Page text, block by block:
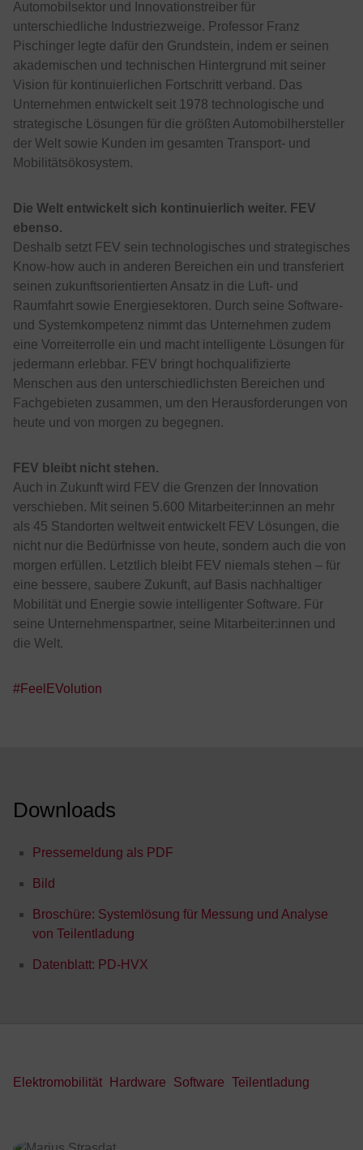
Automobilsektor und Innovationstreiber für
unterschiedliche Industriezweige. Professor Franz
Pischinger legte dafür den Grundstein, indem er seinen
akademischen und technischen Hintergrund mit seiner
Vision für kontinuierlichen Fortschritt verband. Das
Unternehmen entwickelt seit 1978 technologische und
strategische Lösungen für die größten Automobilhersteller
der Welt sowie Kunden im gesamten Transport- und
Mobilitätsökosystem.
Die Welt entwickelt sich kontinuierlich weiter. FEV
ebenso.
Deshalb setzt FEV sein technologisches und strategisches
Know-how auch in anderen Bereichen ein und transferiert
seinen zukunftsorientierten Ansatz in die Luft- und
Raumfahrt sowie Energiesektoren. Durch seine Software-
und Systemkompetenz nimmt das Unternehmen zudem
eine Vorreiterrolle ein und macht intelligente Lösungen für
jedermann erlebbar. FEV bringt hochqualifizierte
Menschen aus den unterschiedlichsten Bereichen und
Fachgebieten zusammen, um den Herausforderungen von
heute und von morgen zu begegnen.
FEV bleibt nicht stehen.
Auch in Zukunft wird FEV die Grenzen der Innovation
verschieben. Mit seinen 5.600 Mitarbeiter:innen an mehr
als 45 Standorten weltweit entwickelt FEV Lösungen, die
nicht nur die Bedürfnisse von heute, sondern auch die von
morgen erfüllen. Letztlich bleibt FEV niemals stehen – für
eine bessere, saubere Zukunft, auf Basis nachhaltiger
Mobilität und Energie sowie intelligenter Software. Für
seine Unternehmenspartner, seine Mitarbeiter:innen und
die Welt.
#FeelEVolution
Downloads
Pressemeldung als PDF
Bild
Broschüre: Systemlösung für Messung und Analyse
von Teilentladung
Datenblatt: PD-HVX
Elektromobilität Hardware Software Teilentladung